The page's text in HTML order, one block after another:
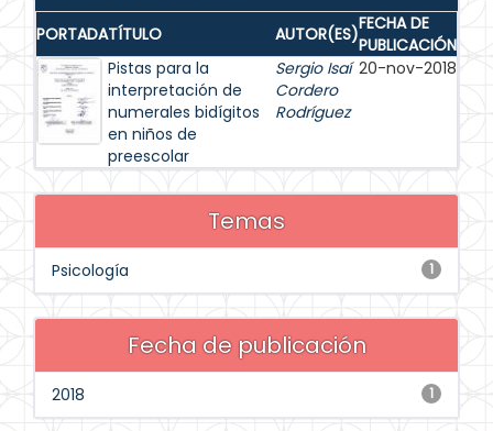
PORTADATÍTULO AUTOR(ES)FECHA DE
PUBLICACIÓN
Pistas para la
interpretación de
numerales bidígitos
en niños de
preescolar
Sergio Isaí
Cordero
Rodríguez
20-nov-2018
Temas
1
Psicología
Fecha de publicación
1
2018